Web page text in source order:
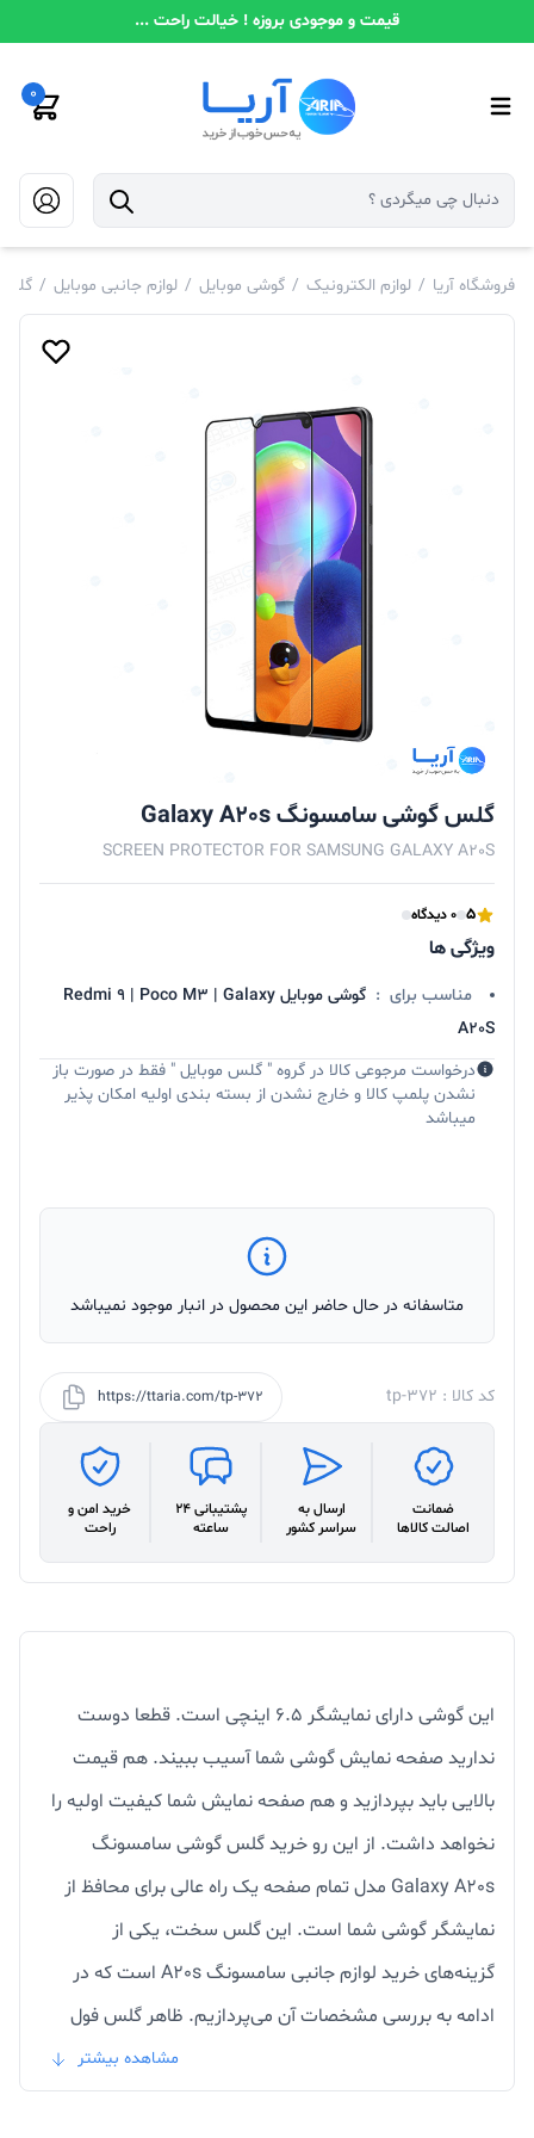
قیمت و موجودی بروزه ! خیالت راحت ...
0
فروشگاه آریا / لوازم الکترونیک / گوشی موبایل / لوازم جانبی موبایل / گلس
گلس گوشی سامسونگ Galaxy A20s
SCREEN PROTECTOR FOR SAMSUNG GALAXY A20S
5 0 دیدگاه
ویژگی ها
مناسب برای :
گوشی موبایل Redmi 9 | Poco M3 | Galaxy
A20S
درخواست مرجوعی کالا در گروه " گلس موبایل " فقط در صورت باز
نشدن پلمپ کالا و خارج نشدن از بسته بندی اولیه امکان پذیر
میباشد
متاسفانه در حال حاضر این محصول در انبار موجود نمیباشد
کد کالا : tp-372 https://ttaria.com/tp-372
ضمانت
اصالت کالاها
ارسال به
سراسر کشور
پشتیبانی 24
ساعته
خرید امن و
راحت
این گوشی دارای نمایشگر 6.5 اینچی است. قطعا دوست
ندارید صفحه نمایش گوشی شما آسیب ببیند. هم قیمت
بالایی باید بپردازید و هم صفحه نمایش شما کیفیت اولیه را
نخواهد داشت. از این رو خرید گلس گوشی سامسونگ
Galaxy A20s مدل تمام صفحه یک راه عالی برای محافظ از
نمایشگر گوشی شما است. این گلس سخت، یکی از
گزینه‌های خرید لوازم جانبی سامسونگ A20s است که در
ادامه به بررسی مشخصات آن می‌پردازیم. ظاهر گلس فول
Samsung Galaxy A20s طوری طراحی شده که کاملا با مدل
مشاهده بیشتر